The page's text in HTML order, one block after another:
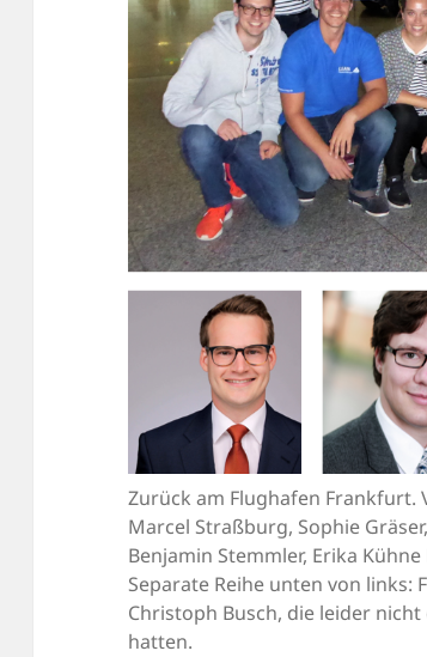
Zurück am Flughafen Frankfurt.
Marcel Straßburg, Sophie
Benjamin Stemmler, Erika
Separate Reihe unten von links:
Christoph Busch, die leider
hatten.